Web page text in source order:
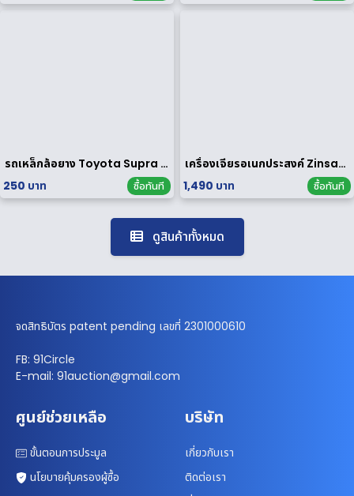
รถเหล็กล้อยาง Toyota Supra 1/64
250 บาท
ซื้อทันที
เครื่องเจียรอเนกประสงค์ Zinsano รุ่น MG135E [ มือสอง ]
1,490 บาท
ซื้อทันที
ดูสินค้าทั้งหมด
จดสิทธิบัตร patent pending เลขที่ 2301000610
FB: 91Circle
E-mail: 91auction@gmail.com
ศูนย์ช่วยเหลือ
ขั้นตอนการประมูล
นโยบายคุ้มครองผู้ซื้อ
บริษัท
เกี่ยวกับเรา
ติดต่อเรา